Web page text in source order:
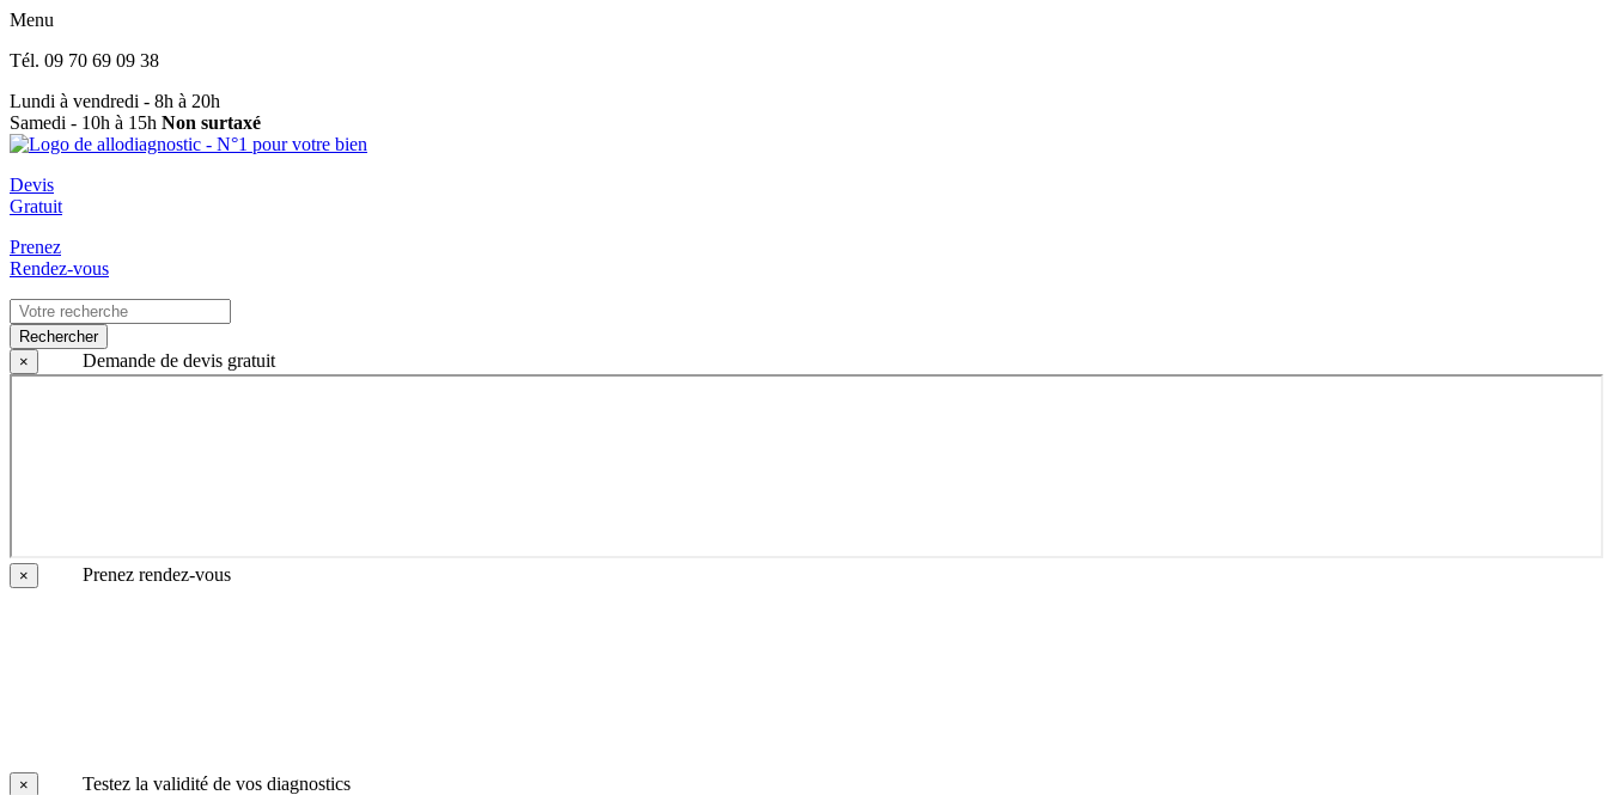
Menu
Tél. 09 70 69 09 38
Lundi à vendredi - 8h à 20h
Samedi - 10h à 15h Non surtaxé
Devis
Gratuit
Prenez
Rendez-vous
Rechercher
×
Demande de devis gratuit
× Prenez rendez-vous
× Testez la validité de vos diagnostics